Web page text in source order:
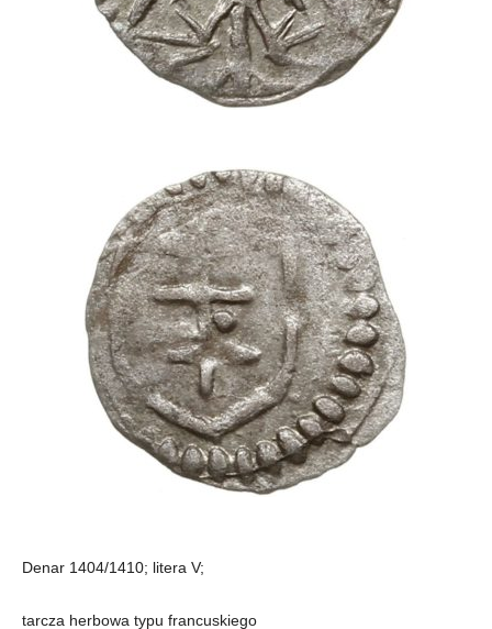
Denar 1404/1410; litera V;
tarcza herbowa typu francuskiego